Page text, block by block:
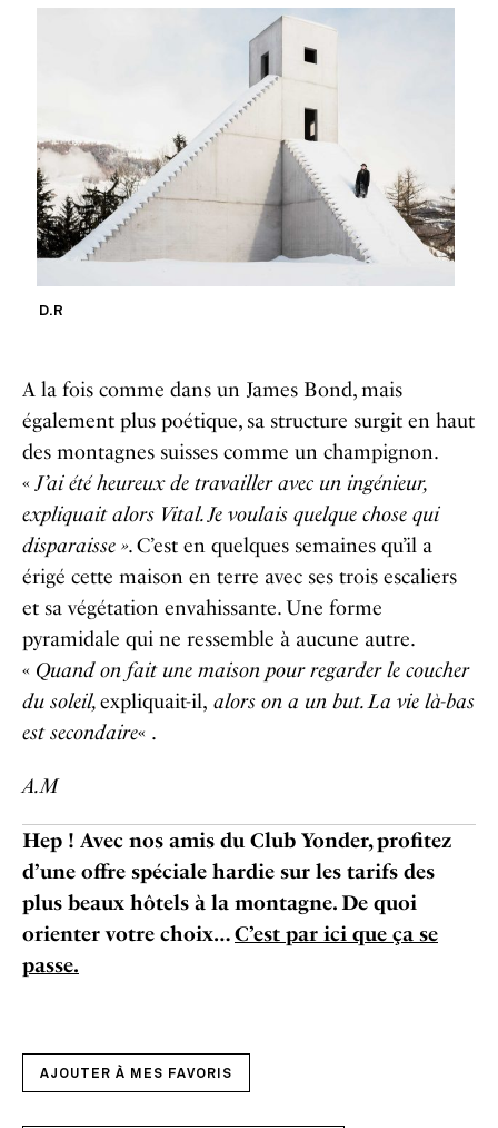
D.R
A la fois comme dans un James Bond, mais
également plus poétique, sa structure surgit en haut
des montagnes suisses comme un champignon.
«J’ai été heureux de travailler avec un ingénieur,
expliquait alors Vital. Je voulais quelque chose qui
disparaisse ». C’est en quelques semaines qu’il a
érigé cette maison en terre avec ses trois escaliers
et sa végétation envahissante. Une forme
pyramidale qui ne ressemble à aucune autre.
« Quand on fait une maison pour regarder le coucher
du soleil,expliquait-il, alors on a un but. La vie là-bas
est secondaire« .
A.M
Hep ! Avec nos amis du Club Yonder, profitez
d’une offre spéciale hardie sur les tarifs des
plus beaux hôtels à la montagne. De quoi
orienter votre choix…C’est par ici que ça se
passe.
AJOUTER À MES FAVORIS